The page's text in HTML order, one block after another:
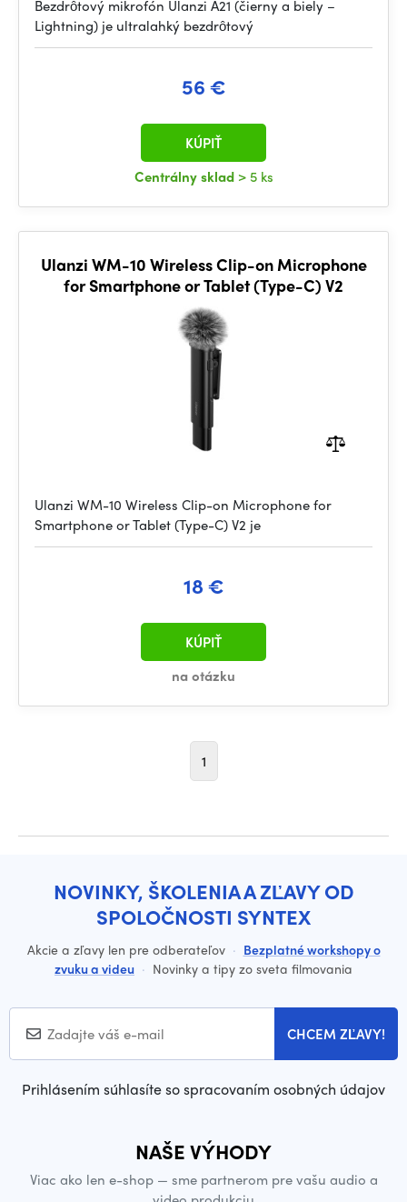
Bezdrôtový mikrofón Ulanzi A21 (čierny a biely –
Lightning) je ultralahký bezdrôtový
56 €
Centrálny sklad > 5 ks
KÚPIŤ
Ulanzi WM-10 Wireless Clip-on Microphone
for Smartphone or Tablet (Type-C) V2
Ulanzi WM-10 Wireless Clip-on Microphone for
Smartphone or Tablet (Type-C) V2 je
18 €
na otázku
KÚPIŤ
1
NOVINKY, ŠKOLENIA A ZĽAVY OD
SPOLOČNOSTI SYNTEX
Akcie a zľavy len pre odberateľov · Bezplatné workshopy o
zvuku a videu · Novinky a tipy zo sveta filmovania
CHCEM ZĽAVY!
Prihlásením súhlasíte so spracovaním osobných údajov
NAŠE VÝHODY
Viac ako len e-shop — sme partnerom pre vašu audio a